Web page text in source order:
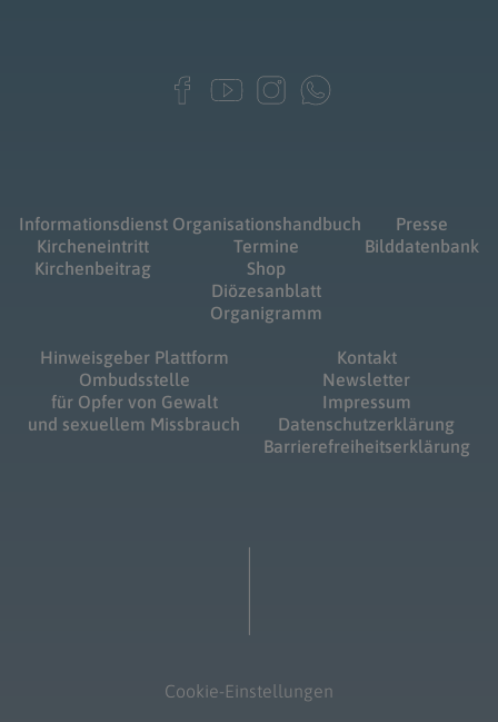
Informationsdienst
Kircheneintritt
Kirchenbeitrag
Organisationshandbuch
Termine
Shop
Diözesanblatt
Organigramm
Presse
Bilddatenbank
Hinweisgeber Plattform
Ombudsstelle
für Opfer von Gewalt
und sexuellem Missbrauch
Kontakt
Newsletter
Impressum
Datenschutzerklärung
Barrierefreiheitserklärung
Cookie-Einstellungen